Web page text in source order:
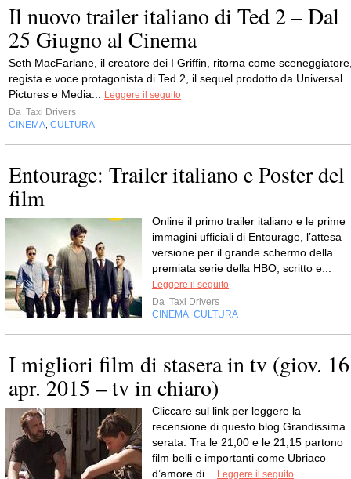
Il nuovo trailer italiano di Ted 2 – Dal
25 Giugno al Cinema
Seth MacFarlane, il creatore dei I Griffin, ritorna come
regista e voce protagonista di Ted 2, il sequel prodotto da Universal
Pictures e Media...
Leggere il seguito
Da Taxi Drivers
CINEMA CULTURA
Entourage: Trailer italiano e Poster del
film
Online il primo trailer italiano e le prime
immagini ufficiali di Entourage, l’attesa
versione per il grande schermo della
premiata serie della HBO, scritto e...
Leggere il seguito
Da Taxi Drivers
CINEMA CULTURA
I migliori film di stasera in tv (giov. 16
apr. 2015 – tv in chiaro)
Cliccare sul link per leggere la
recensione di questo blog Grandissima
serata. Tra le 21,00 e le 21,15 partono
film belli e importanti come Ubriaco
d’amore di...
Leggere il seguito